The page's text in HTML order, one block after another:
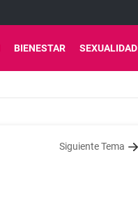
BIENESTAR SEXUALIDAD
Siguiente Tema